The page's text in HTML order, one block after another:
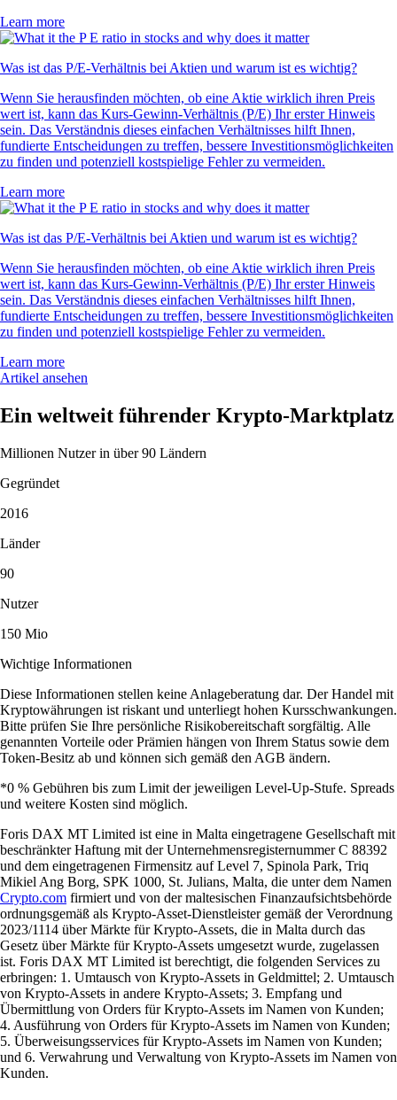
Learn more
Was ist das P/E-Verhältnis bei Aktien und warum ist es wichtig?
Wenn Sie herausfinden möchten, ob eine Aktie wirklich ihren Preis
wert ist, kann das Kurs-Gewinn-Verhältnis (P/E) Ihr erster Hinweis
sein. Das Verständnis dieses einfachen Verhältnisses hilft Ihnen,
fundierte Entscheidungen zu treffen, bessere Investitionsmöglichkeiten
zu finden und potenziell kostspielige Fehler zu vermeiden.
Learn more
Was ist das P/E-Verhältnis bei Aktien und warum ist es wichtig?
Wenn Sie herausfinden möchten, ob eine Aktie wirklich ihren Preis
wert ist, kann das Kurs-Gewinn-Verhältnis (P/E) Ihr erster Hinweis
sein. Das Verständnis dieses einfachen Verhältnisses hilft Ihnen,
fundierte Entscheidungen zu treffen, bessere Investitionsmöglichkeiten
zu finden und potenziell kostspielige Fehler zu vermeiden.
Learn more
Artikel ansehen
Ein weltweit führender Krypto-Marktplatz
Millionen Nutzer in über 90 Ländern
Gegründet
2016
Länder
90
Nutzer
150 Mio
Wichtige Informationen
Diese Informationen stellen keine Anlageberatung dar. Der Handel mit
Kryptowährungen ist riskant und unterliegt hohen Kursschwankungen.
Bitte prüfen Sie Ihre persönliche Risikobereitschaft sorgfältig. Alle
genannten Vorteile oder Prämien hängen von Ihrem Status sowie dem
Token-Besitz ab und können sich gemäß den AGB ändern.
*0 % Gebühren bis zum Limit der jeweiligen Level-Up-Stufe. Spreads
und weitere Kosten sind möglich.
Foris DAX MT Limited ist eine in Malta eingetragene Gesellschaft mit
beschränkter Haftung mit der Unternehmensregisternummer C 88392
und dem eingetragenen Firmensitz auf Level 7, Spinola Park, Triq
Mikiel Ang Borg, SPK 1000, St. Julians, Malta, die unter dem Namen
Crypto.com firmiert und von der maltesischen Finanzaufsichtsbehörde
ordnungsgemäß als Krypto-Asset-Dienstleister gemäß der Verordnung
2023/1114 über Märkte für Krypto-Assets, die in Malta durch das
Gesetz über Märkte für Krypto-Assets umgesetzt wurde, zugelassen
ist. Foris DAX MT Limited ist berechtigt, die folgenden Services zu
erbringen: 1. Umtausch von Krypto-Assets in Geldmittel; 2. Umtausch
von Krypto-Assets in andere Krypto-Assets; 3. Empfang und
Übermittlung von Orders für Krypto-Assets im Namen von Kunden;
4. Ausführung von Orders für Krypto-Assets im Namen von Kunden;
5. Überweisungsservices für Krypto-Assets im Namen von Kunden;
und 6. Verwahrung und Verwaltung von Krypto-Assets im Namen von
Kunden.